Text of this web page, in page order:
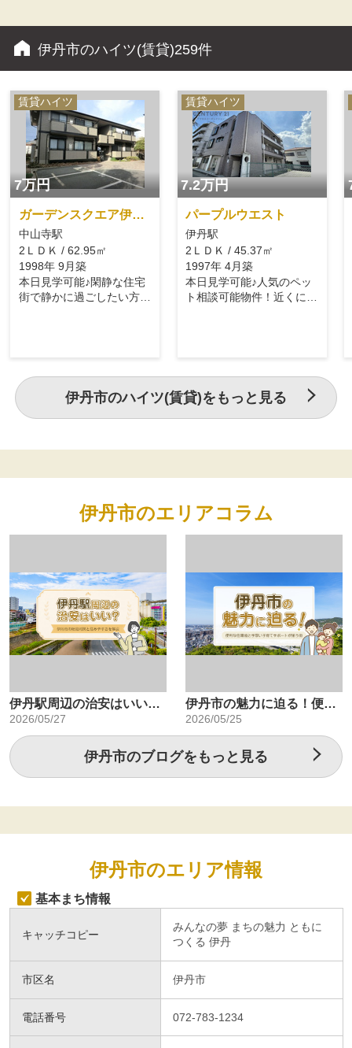
伊丹市のハイツ(賃貸)259件
賃貸ハイツ
7万円
ガーデンスクエア伊丹B棟
中山寺駅
2ＬＤＫ / 62.95㎡
1998年 9月築
本日見学可能♪閑静な住宅
街で静かに過ごしたい方に
賃貸ハイツ
7.2万円
パープルウエスト
伊丹駅
2ＬＤＫ / 45.37㎡
1997年 4月築
本日見学可能♪人気のペッ
ト相談可能物件！近くにイ
伊丹市のハイツ(賃貸)をもっと見る
伊丹市のエリアコラム
伊丹駅周辺の治安はいい？伊丹市の防犯対策と住みやすさを解説
2026/05/27
伊丹市の魅力に迫る！便利な住環境と手厚い子育てサポートが揃う街
2026/05/25
伊丹市のブログをもっと見る
伊丹市のエリア情報
基本まち情報
キャッチコピー
みんなの夢 まちの魅力 ともに
つくる 伊丹
市区名 伊丹市
電話番号 072-783-1234